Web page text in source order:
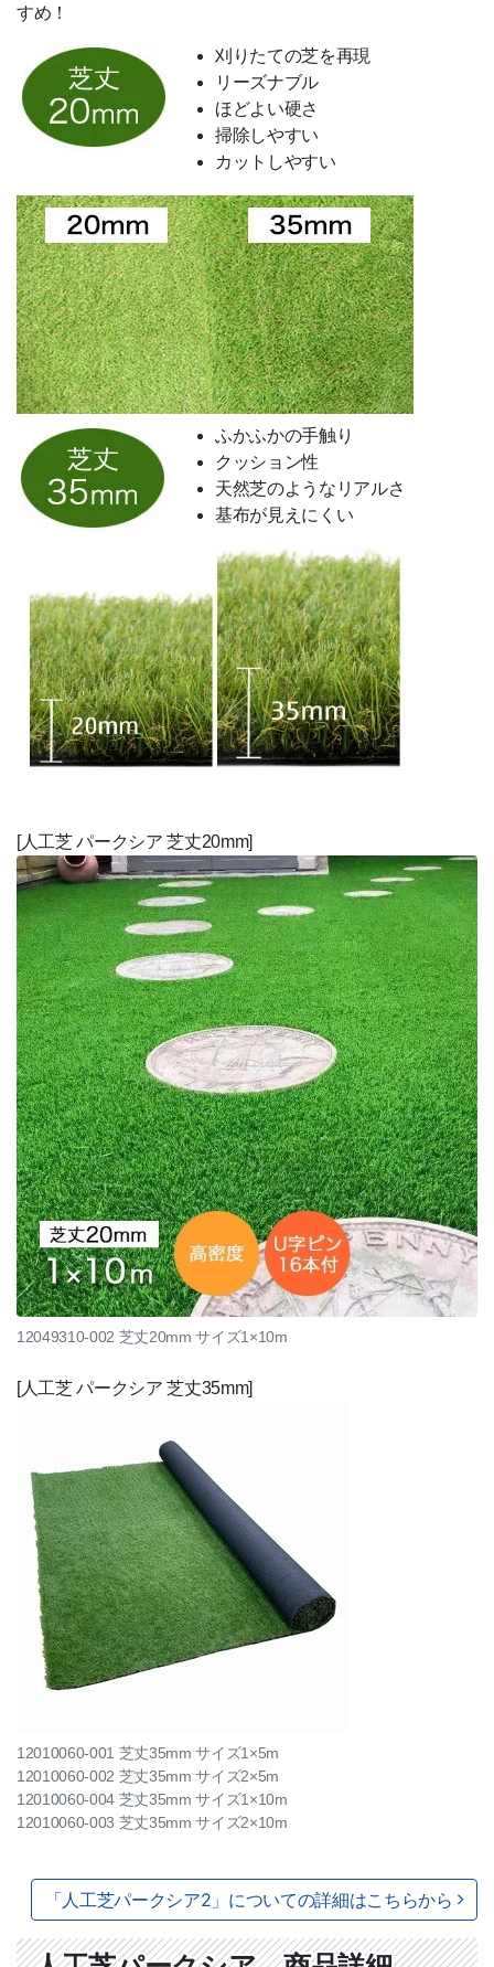
すめ！
刈りたての芝を再現
リーズナブル
ほどよい硬さ
掃除しやすい
カットしやすい
ふかふかの手触り
クッション性
天然芝のようなリアルさ
基布が見えにくい
[人工芝 パークシア 芝丈20mm]
12049310-002 芝丈20mm サイズ1×10m
[人工芝 パークシア 芝丈35mm]
12010060-001 芝丈35mm サイズ1×5m
12010060-002 芝丈35mm サイズ2×5m
12010060-004 芝丈35mm サイズ1×10m
12010060-003 芝丈35mm サイズ2×10m
「人工芝パークシア2」についての詳細はこちらから